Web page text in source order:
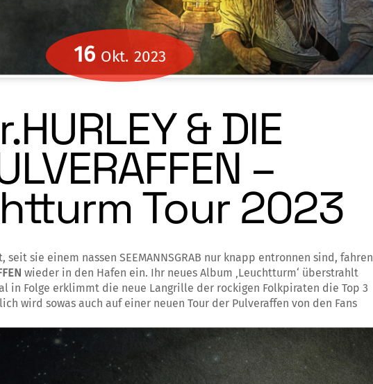
16 Okt. 2023
& DIE
–
Tour 2023
seit sie einem nassen SEEMANNSGRAB nur knapp entronnen sind, fahren
wieder in den Hafen ein. Ihr neues Album ‚Leuchtturm‘ überstrahlt
in Folge erklimmt die neue Langrille der rockigen Folkpiraten die Top 3
wird sowas auch auf einer neuen Tour der Pulveraffen von den Fans